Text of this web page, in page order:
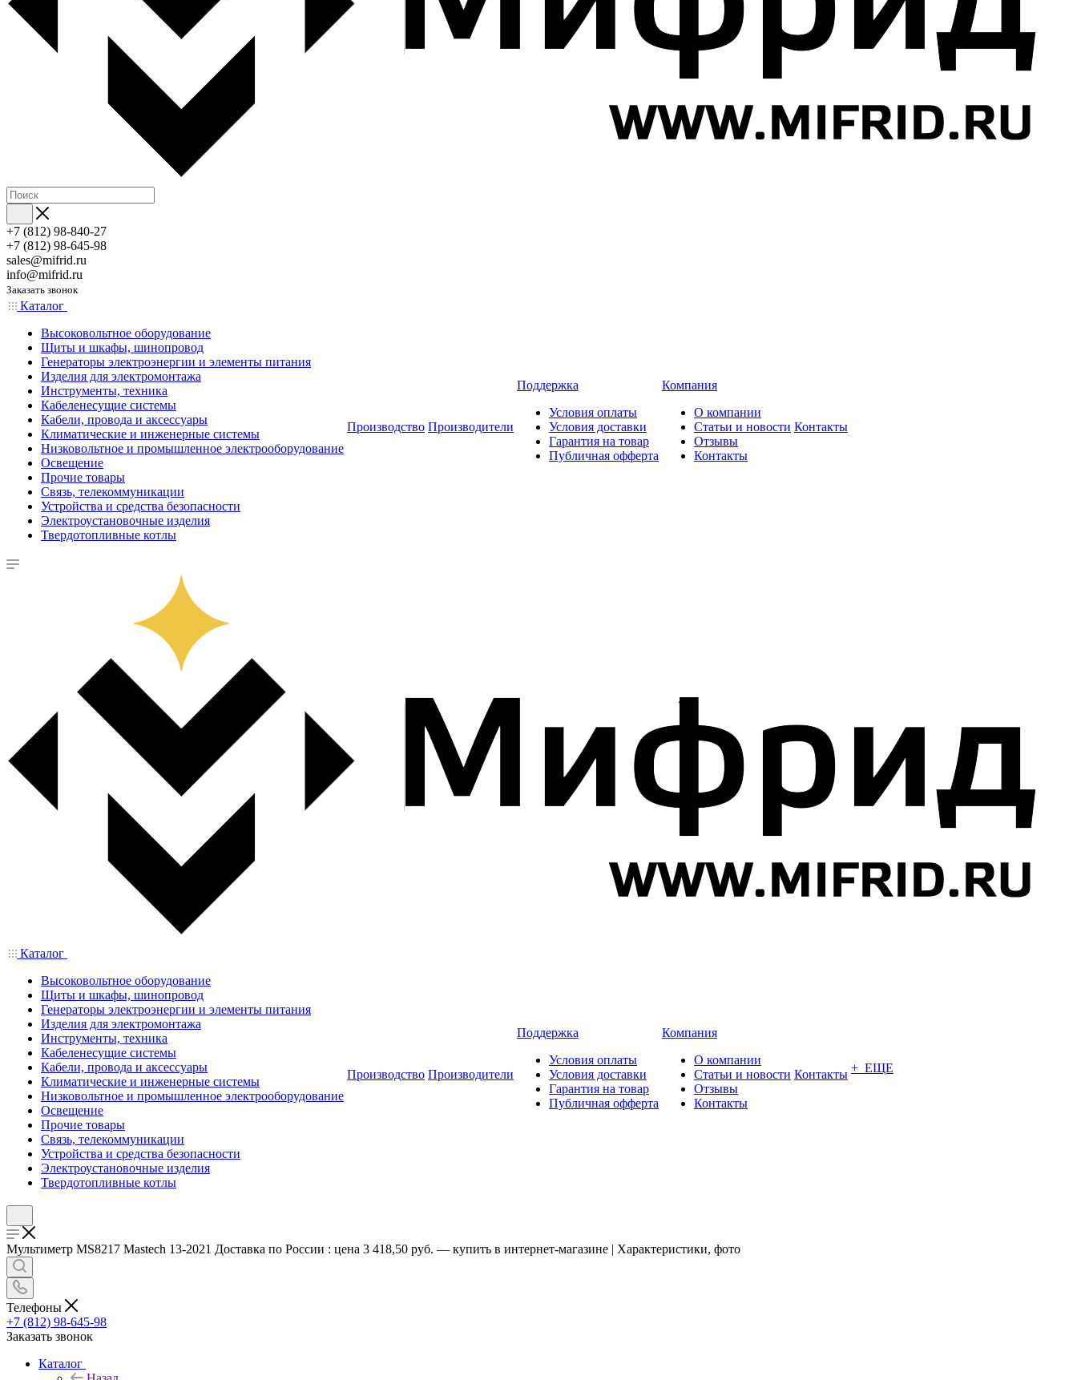
+7 (812) 98-840-27
+7 (812) 98-645-98
sales@mifrid.ru
info@mifrid.ru
Заказать звонок
Каталог
Высоковольтное оборудование
Щиты и шкафы, шинопровод
Генераторы электроэнергии и элементы питания
Изделия для электромонтажа
Инструменты, техника
Кабеленесущие системы
Кабели, провода и аксессуары
Климатические и инженерные системы
Низковольтное и промышленное электрооборудование
Освещение
Прочие товары
Связь, телекоммуникации
Устройства и средства безопасности
Электроустановочные изделия
Твердотопливные котлы
Производство Производители
Поддержка
Условия оплаты
Условия доставки
Гарантия на товар
Публичная офферта
Компания
О компании
Статьи и новости
Отзывы
Контакты
Контакты
Каталог
Высоковольтное оборудование
Щиты и шкафы, шинопровод
Генераторы электроэнергии и элементы питания
Изделия для электромонтажа
Инструменты, техника
Кабеленесущие системы
Кабели, провода и аксессуары
Климатические и инженерные системы
Низковольтное и промышленное электрооборудование
Освещение
Прочие товары
Связь, телекоммуникации
Устройства и средства безопасности
Электроустановочные изделия
Твердотопливные котлы
Производство Производители
Поддержка
Условия оплаты
Условия доставки
Гарантия на товар
Публичная офферта
Компания
О компании
Статьи и новости
Отзывы
Контакты
Контакты + ЕЩЕ
Мультиметр MS8217 Mastech 13-2021 Доставка по России : цена 3 418,50 руб. — купить в интернет-магазине | Характеристики, фото
Телефоны
+7 (812) 98-645-98
Заказать звонок
Каталог